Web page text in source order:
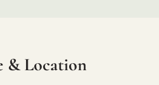
& Location